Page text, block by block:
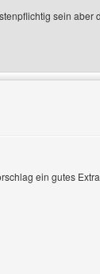
sein aber
tv
ein gutes
radio